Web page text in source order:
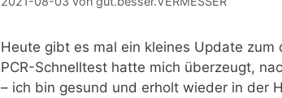
Heute gibt es mal ein kleines Update zum
PCR-Schnelltest hatte mich überzeugt,
– ich bin gesund und erholt wieder in der